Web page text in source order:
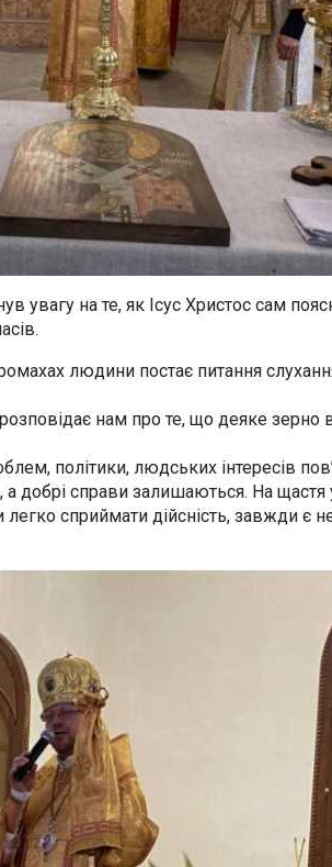
увагу на те, як Ісус Христос сам
людини постає питання
нам про те, що деяке зерно
політики, людських інтересів
добрі справи залишаються. На щастя
сприймати дійсність, завжди є